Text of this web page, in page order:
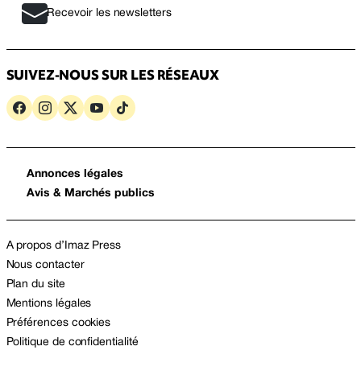
Recevoir les newsletters
SUIVEZ-NOUS SUR LES RÉSEAUX
Annonces légales
Avis & Marchés publics
A propos d’Imaz Press
Nous contacter
Plan du site
Mentions légales
Préférences cookies
Politique de confidentialité